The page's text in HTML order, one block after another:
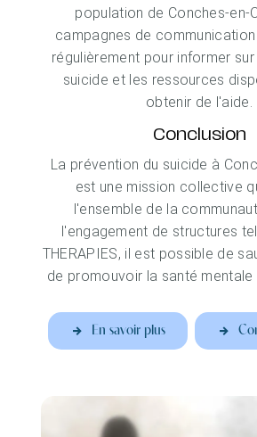
population de Conches-en-
campagnes de
régulièrement pour informer
suicide et les ressources
obtenir de l'aide.
Conclusion
La prévention du suicide à
est une mission collective
l'ensemble de la
l'engagement de structures
THERAPIES, il est possible de
de promouvoir la santé mentale
En savoir plus